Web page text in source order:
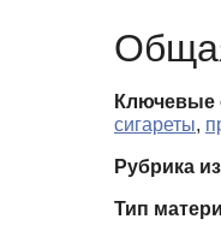
Ключевые
сигареты,
Рубрика
Тип